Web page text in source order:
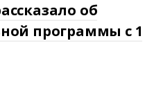
об
программы с 1